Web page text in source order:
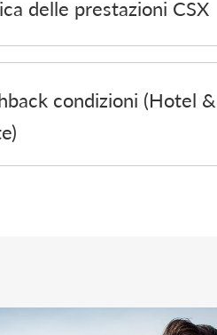
delle prestazioni CSX
condizioni (Hotel &